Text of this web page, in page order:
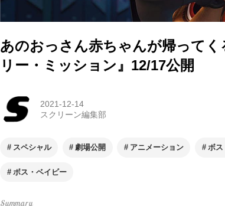
あのおっさん赤ちゃんが帰って
リー・ミッション』12/17公開
2021-12-14
スクリーン編集部
スペシャル 劇場公開 アニメーション ボス
ボス・ベイビー